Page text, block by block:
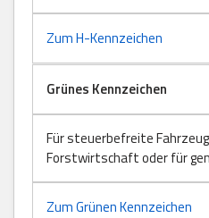
Zum H-Kennzeichen
Grünes Kennzeichen
Für steuerbefreite
Forstwirtschaft oder für
Zum Grünen Kennzeichen